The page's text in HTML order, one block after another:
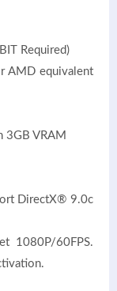
Required)
AMD equivalent
3GB VRAM
DirectX® 9.0c
1080P/60FPS.